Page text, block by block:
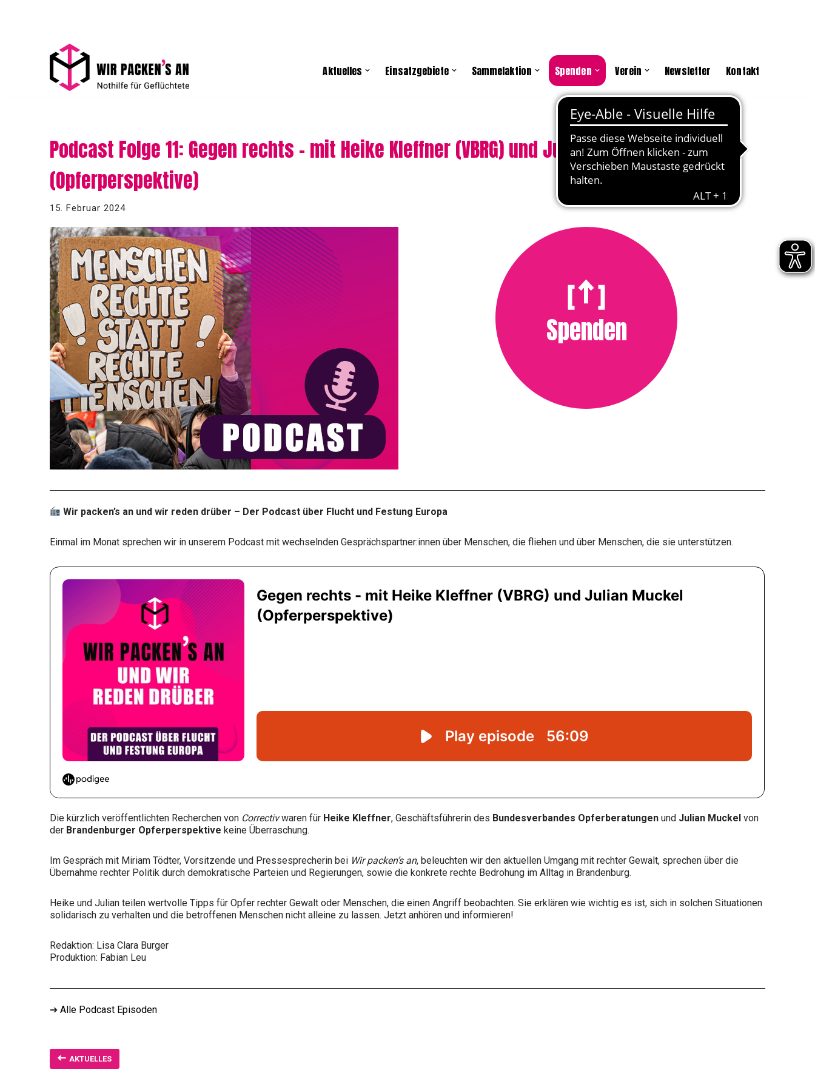
Aktuelles Einsatzgebiete Sammelaktion Spenden Verein Newsletter Kontakt
Podcast Folge 11: Gegen rechts – mit Heike Kleffner (VBRG) und Julian Muckel
(Opferperspektive)
15. Februar 2024
Spenden
Wir packen’s an und wir reden drüber – Der Podcast über Flucht und Festung Europa
Einmal im Monat sprechen wir in unserem Podcast mit wechselnden Gesprächspartner:innen über Menschen, die fliehen und über Menschen, die sie unterstützen.
Die kürzlich veröffentlichten Recherchen von Correctivwaren für Heike Kleffner, Geschäftsführerin des Bundesverbandes Opferberatungen und Julian Muckel von
der Brandenburger Opferperspektive keine Überraschung.
Im Gespräch mit Miriam Tödter, Vorsitzende und Pressesprecherin bei Wir packen’s an, beleuchten wir den aktuellen Umgang mit rechter Gewalt, sprechen über die
Übernahme rechter Politik durch demokratische Parteien und Regierungen, sowie die konkrete rechte Bedrohung im Alltag in Brandenburg.
Heike und Julian teilen wertvolle Tipps für Opfer rechter Gewalt oder Menschen, die einen Angriff beobachten. Sie erklären wie wichtig es ist, sich in solchen Situationen
solidarisch zu verhalten und die betroffenen Menschen nicht alleine zu lassen. Jetzt anhören und informieren!
Redaktion: Lisa Clara Burger
Produktion: Fabian Leu
➔ Alle Podcast Episoden
AKTUELLES